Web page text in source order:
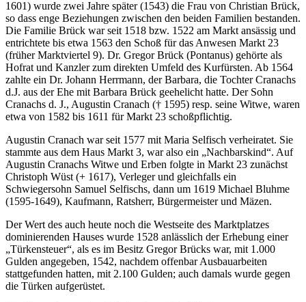
1601) wurde zwei Jahre später (1543) die Frau von Christian Brück,
so dass enge Beziehungen zwischen den beiden Familien bestanden.
Die Familie Brück war seit 1518 bzw. 1522 am Markt ansässig und
entrichtete bis etwa 1563 den Schoß für das Anwesen Markt 23
(früher Marktviertel 9). Dr. Gregor Brück (Pontanus) gehörte als
Hofrat und Kanzler zum direkten Umfeld des Kurfürsten. Ab 1564
zahlte ein Dr. Johann Herrmann, der Barbara, die Tochter Cranachs
d.J. aus der Ehe mit Barbara Brück geehelicht hatte. Der Sohn
Cranachs d. J., Augustin Cranach († 1595) resp. seine Witwe, waren
etwa von 1582 bis 1611 für Markt 23 schoßpflichtig.
Augustin Cranach war seit 1577 mit Maria Selfisch verheiratet. Sie
stammte aus dem Haus Markt 3, war also ein „Nachbarskind“. Auf
Augustin Cranachs Witwe und Erben folgte in Markt 23 zunächst
Christoph Wüst (+ 1617), Verleger und gleichfalls ein
Schwiegersohn Samuel Selfischs, dann um 1619 Michael Bluhme
(1595-1649), Kaufmann, Ratsherr, Bürgermeister und Mäzen.
Der Wert des auch heute noch die Westseite des Marktplatzes
dominierenden Hauses wurde 1528 anlässlich der Erhebung einer
„Türkensteuer“, als es im Besitz Gregor Brücks war, mit 1.000
Gulden angegeben, 1542, nachdem offenbar Ausbauarbeiten
stattgefunden hatten, mit 2.100 Gulden; auch damals wurde gegen
die Türken aufgerüstet.